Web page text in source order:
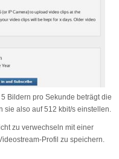
Bildern pro Sekunde beträgt die
sie also auf 512 kbit/s einstellen.
zu verwechseln mit einer
Profil zu speichern.